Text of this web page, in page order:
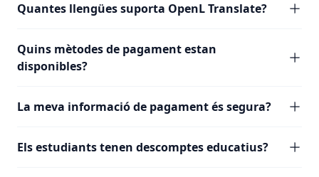
Quantes llengües suporta OpenL Translate?
Quins mètodes de pagament estan
disponibles?
La meva informació de pagament és segura?
Els estudiants tenen descomptes educatius?